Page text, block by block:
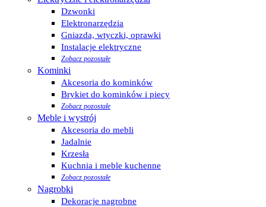
Dzwonki
Elektronarzędzia
Gniazda, wtyczki, oprawki
Instalacje elektryczne
Zobacz pozostałe
Kominki
Akcesoria do kominków
Brykiet do kominków i piecy
Zobacz pozostałe
Meble i wystrój
Akcesoria do mebli
Jadalnie
Krzesła
Kuchnia i meble kuchenne
Zobacz pozostałe
Nagrobki
Dekoracje nagrobne